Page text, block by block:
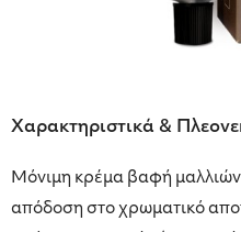
Χαρακτηριστικά &
Μόνιμη κρέμα βαφή
απόδοση στο χρωματικό